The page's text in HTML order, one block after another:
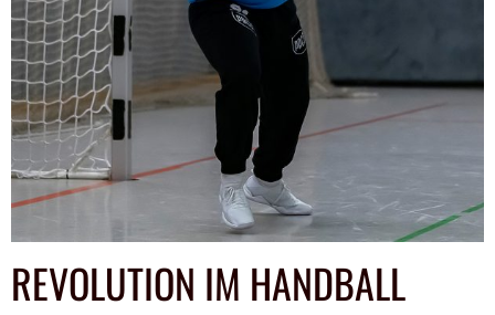
REVOLUTION IM HANDBALL